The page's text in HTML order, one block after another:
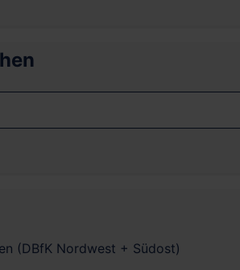
(DBfK Nordwest + Südost)